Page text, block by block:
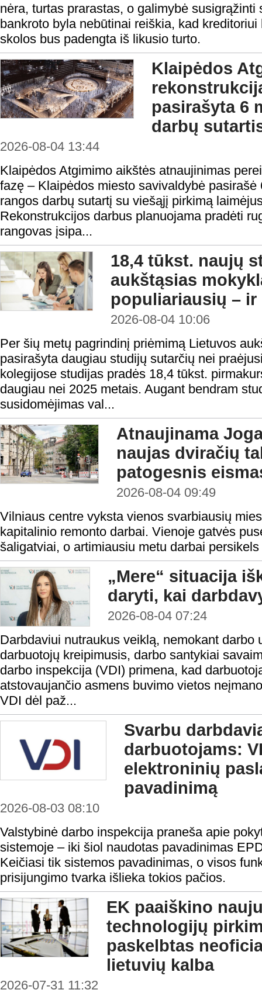
nėra, turtas prarastas, o galimybė susigrąžinti
bankroto byla nebūtinai reiškia, kad
skolos bus padengta iš likusio turto.
Klaipėdos
pasirašyta 6
darbų
2026-08-04 13:44
Klaipėdos Atgimimo aikštės atnaujinimas
fazę – Klaipėdos miesto savivaldybė
rangos darbų sutartį su viešąjį pirkimą
Rekonstrukcijos darbus planuojama pradėti
rangovas įsipa...
18,4 tūkst. naujų
aukštąsias
populiariausių –
2026-08-04 10:06
Per šių metų pagrindinį priėmimą Lietuvos
pasirašyta daugiau studijų sutarčių nei
kolegijose studijas pradės 18,4 tūkst.
daugiau nei 2025 metais. Augant bendram
susidomėjimas val...
Atnaujinama
naujas dviračių
patogesnis
2026-08-04 09:49
Vilniaus centre vyksta vienos svarbiausių
kapitalinio remonto darbai. Vienoje gatvės
šaligatviai, o artimiausiu metu darbai
„Mere“ situacija
daryti, kai
2026-08-04 07:24
Darbdaviui nutraukus veiklą, nemokant darbo
darbuotojų kreipimusis, darbo santykiai
darbo inspekcija (VDI) primena, kad
atstovaujančio asmens buvimo vietos
VDI dėl paž...
Svarbu
darbuotojams:
elektroninių
pavadinimą
2026-08-03 08:10
Valstybinė darbo inspekcija praneša apie
sistemoje – iki šiol naudotas pavadinimas
Keičiasi tik sistemos pavadinimas, o visos
prisijungimo tvarka išlieka tokios pačios.
EK paaiškino
technologijų
paskelbtas
lietuvių kalba
2026-07-31 11:32